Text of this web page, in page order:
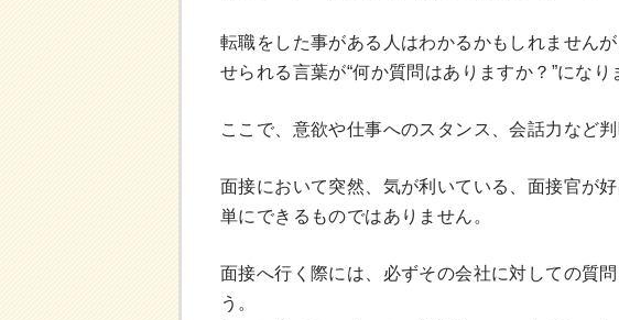
転職をした事がある人はわかるかもしれません
せられる言葉が“何か質問はありますか？”になり
ここで、意欲や仕事へのスタンス、会話力など
面接において突然、気が利いている、面接官が
単にできるものではありません。
面接へ行く際には、必ずその会社に対しての質
う。